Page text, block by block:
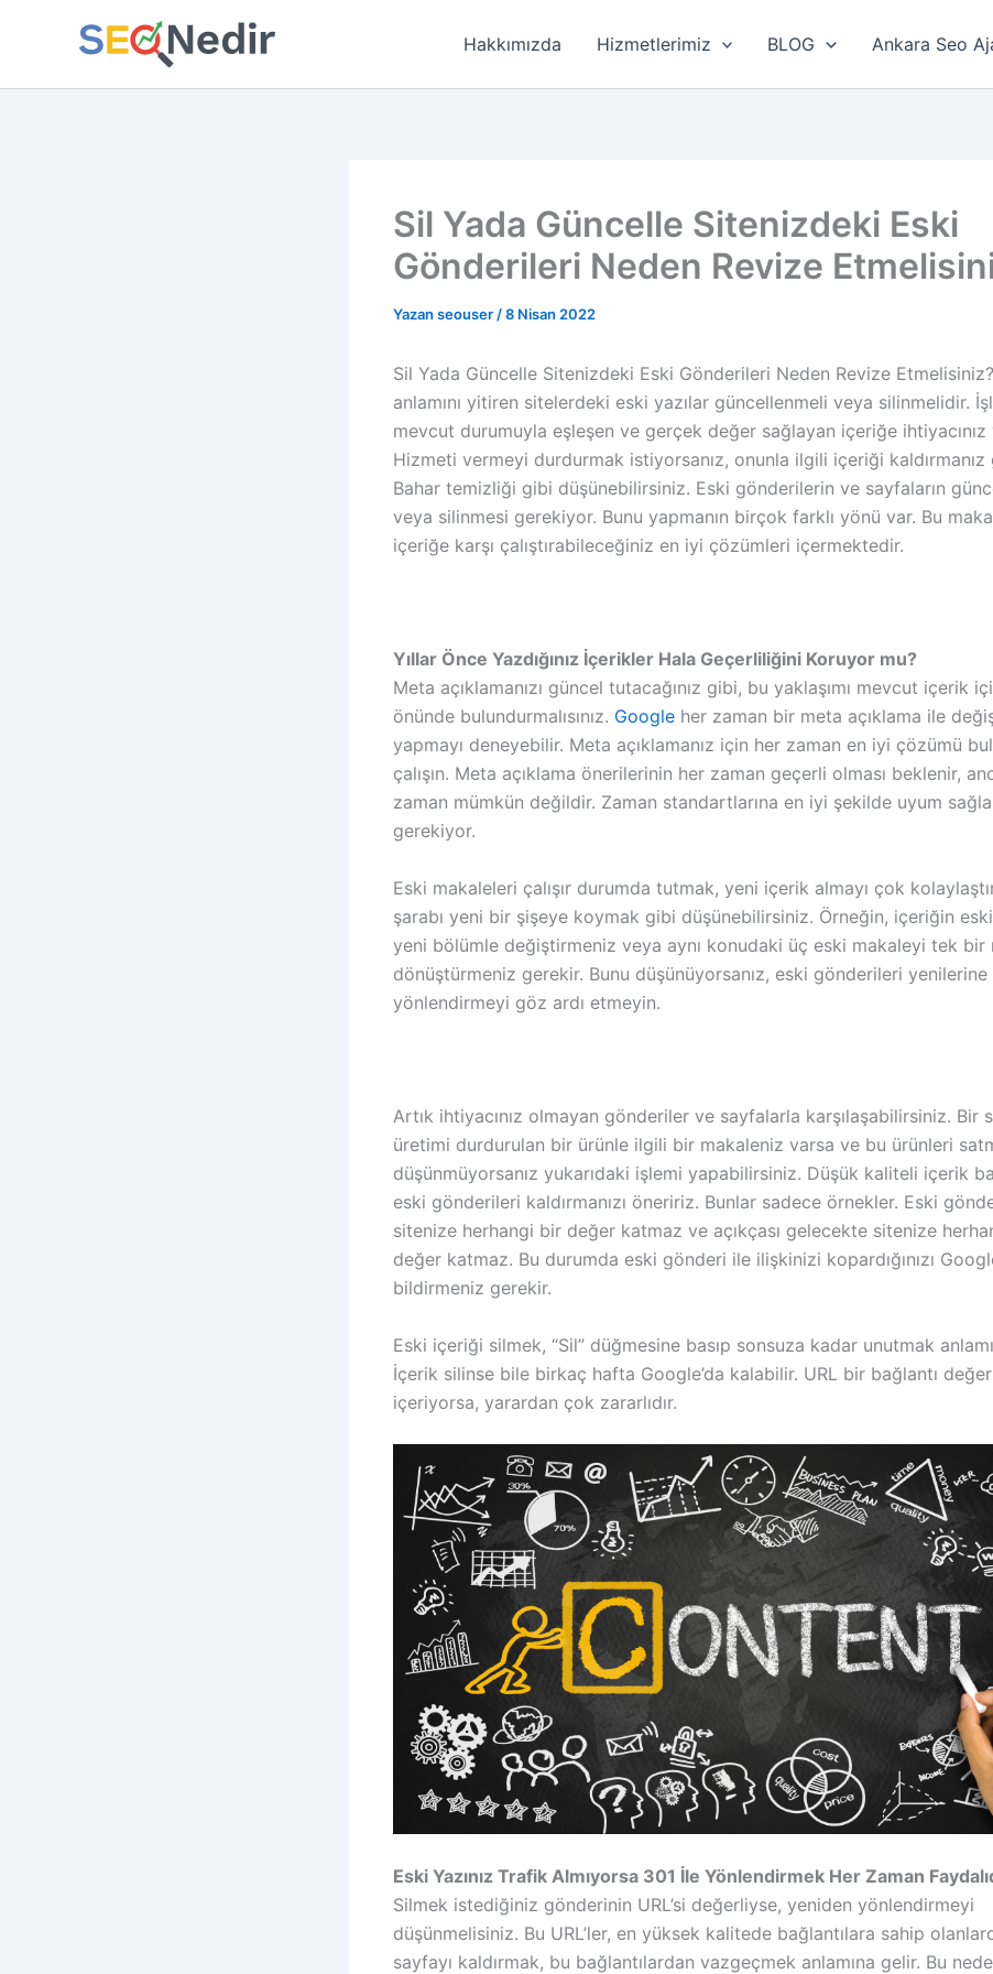
Hakkımızda Hizmetlerimiz BLOG Ankara Seo
Sil Yada Güncelle Sitenizdeki Eski
Gönderileri Neden Revize
Yazan seouser /8 Nisan 2022
Sil Yada Güncelle Sitenizdeki Eski Gönderileri Neden Revize
anlamını yitiren sitelerdeki eski yazılar güncellenmeli veya silinmelidir.
mevcut durumuyla eşleşen ve gerçek değer sağlayan içeriğe ihtiyacınız
Hizmeti vermeyi durdurmak istiyorsanız, onunla ilgili içeriği kaldırmanız
Bahar temizliği gibi düşünebilirsiniz. Eski gönderilerin ve sayfaların
veya silinmesi gerekiyor. Bunu yapmanın birçok farklı yönü var. Bu
içeriğe karşı çalıştırabileceğiniz en iyi çözümleri içermektedir.
Yıllar Önce Yazdığınız İçerikler Hala Geçerliliğini Koruyor mu?
Meta açıklamanızı güncel tutacağınız gibi, bu yaklaşımı mevcut içerik
önünde bulundurmalısınız. Google her zaman bir meta açıklama ile
yapmayı deneyebilir. Meta açıklamanız için her zaman en iyi çözümü
çalışın. Meta açıklama önerilerinin her zaman geçerli olması beklenir,
zaman mümkün değildir. Zaman standartlarına en iyi şekilde uyum
gerekiyor.
Eski makaleleri çalışır durumda tutmak, yeni içerik almayı çok
şarabı yeni bir şişeye koymak gibi düşünebilirsiniz. Örneğin, içeriğin
yeni bölümle değiştirmeniz veya aynı konudaki üç eski makaleyi tek bir
dönüştürmeniz gerekir. Bunu düşünüyorsanız, eski gönderileri yenilerine
yönlendirmeyi göz ardı etmeyin.
Artık ihtiyacınız olmayan gönderiler ve sayfalarla karşılaşabilirsiniz. Bir
üretimi durdurulan bir ürünle ilgili bir makaleniz varsa ve bu ürünleri
düşünmüyorsanız yukarıdaki işlemi yapabilirsiniz. Düşük kaliteli içerik
eski gönderileri kaldırmanızı öneririz. Bunlar sadece örnekler. Eski
sitenize herhangi bir değer katmaz ve açıkçası gelecekte sitenize
değer katmaz. Bu durumda eski gönderi ile ilişkinizi kopardığınızı
bildirmeniz gerekir.
Eski içeriği silmek, “Sil” düğmesine basıp sonsuza kadar unutmak
İçerik silinse bile birkaç hafta Google’da kalabilir. URL bir bağlantı
içeriyorsa, yarardan çok zararlıdır.
Eski Yazınız Trafik Almıyorsa 301 İle Yönlendirmek Her Zaman
Silmek istediğiniz gönderinin URL’si değerliyse, yeniden yönlendirmeyi
düşünmelisiniz. Bu URL’ler, en yüksek kalitede bağlantılara sahip
sayfayı kaldırmak, bu bağlantılardan vazgeçmek anlamına gelir. Bu